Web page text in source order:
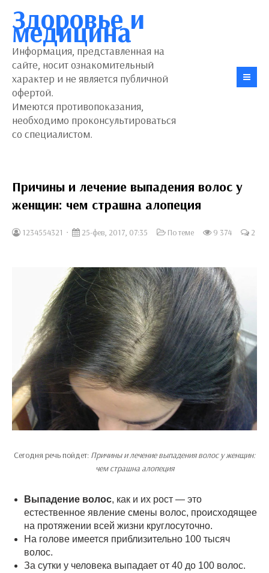
Здоровье и
медицина
Информация, представленная на
сайте, носит ознакомительный
характер и не является публичной
офертой.
Имеются противопоказания,
необходимо проконсультироваться
со специалистом.
Причины и лечение выпадения волос у
женщин: чем страшна алопеция
1234554321 25-фев, 2017, 07:35 По теме 9 374 2
Сегодня речь пойдет: Причины и лечение выпадения волос у женщин:
чем страшна алопеция
Выпадение волос, как и их рост — это
естественное явление смены волос, происходящее
на протяжении всей жизни круглосуточно.
На голове имеется приблизительно 100 тысяч
волос.
За сутки у человека выпадает от 40 до 100 волос.